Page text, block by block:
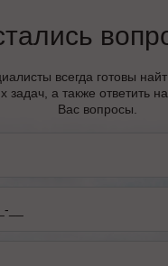
всегда готовы
задач, а также ответить
Вас вопросы.